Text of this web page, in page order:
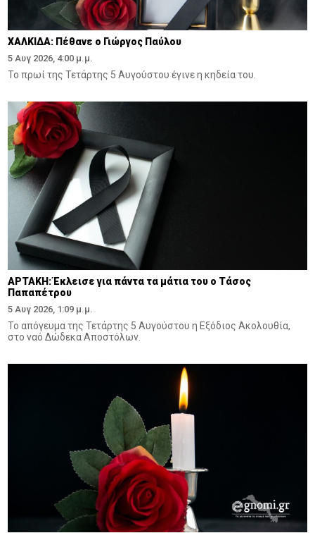
ΧΑΛΚΙΔΑ: Πέθανε ο Γιώργος Παύλου
5 Αυγ 2026, 4:00 μ.μ.
Το πρωί της Τετάρτης 5 Αυγούστου έγινε η κηδεία του.
ΑΡΤΑΚΗ: Έκλεισε για πάντα τα μάτια του ο Τάσος
Παπαπέτρου
5 Αυγ 2026, 1:09 μ.μ.
Το απόγευμα της Τετάρτης 5 Αυγούστου η Εξόδιος Ακολουθία,
στο ναό Δώδεκα Αποστόλων.